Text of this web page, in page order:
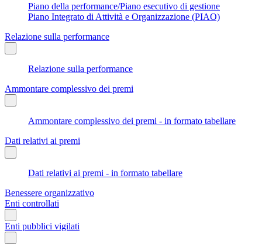
Piano della performance/Piano esecutivo di gestione
Piano Integrato di Attività e Organizzazione (PIAO)
Relazione sulla performance
Relazione sulla performance
Ammontare complessivo dei premi
Ammontare complessivo dei premi - in formato tabellare
Dati relativi ai premi
Dati relativi ai premi - in formato tabellare
Benessere organizzativo
Enti controllati
Enti pubblici vigilati